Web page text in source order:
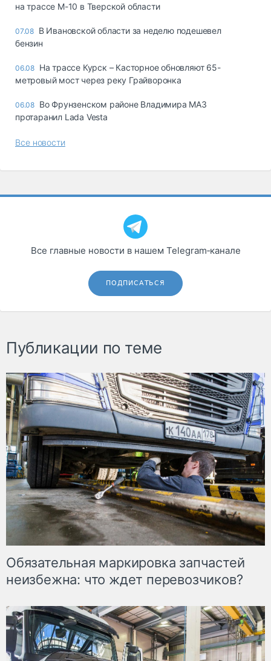
на трассе М-10 в Тверской области
07.08 В Ивановской области за неделю подешевел
бензин
06.08 На трассе Курск – Касторное обновляют 65-
метровый мост через реку Грайворонка
06.08 Во Фрунзенском районе Владимира МАЗ
протаранил Lada Vesta
Все новости
Все главные новости в нашем Telegram‑канале
ПОДПИСАТЬСЯ
Публикации по теме
Обязательная маркировка запчастей
неизбежна: что ждет перевозчиков?